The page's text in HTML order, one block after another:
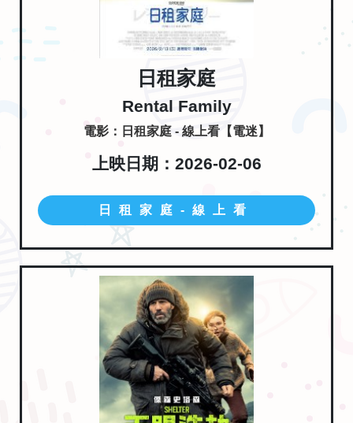
日租家庭
Rental Family
電影：日租家庭 - 線上看【電迷】
上映日期：2026-02-06
日租家庭-線上看